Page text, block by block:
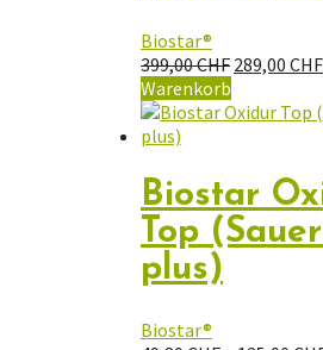
Biostar®
399,00CHF
war:
289,00 CHF
Warenkorb
Biostar
Top
plus)
Biostar®